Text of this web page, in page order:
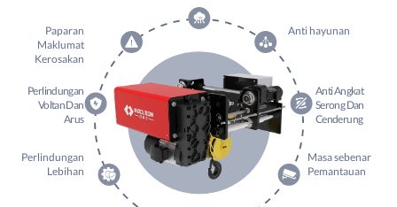
Anti hayunan
Anti Angkat
Serong Dan
Cenderung
Masa sebenar
Pemantauan
Perlindungan
Lebihan
Perlindungan
Voltan Dan
Arus
Paparan
Maklumat
Kerosakan